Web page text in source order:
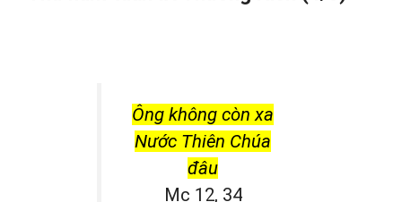
Ông không còn xa
Nước Thiên Chúa
đâu
Mc 12, 34